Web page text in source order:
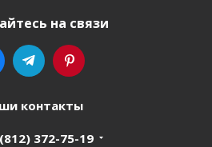
на связи
контакты
372-75-19